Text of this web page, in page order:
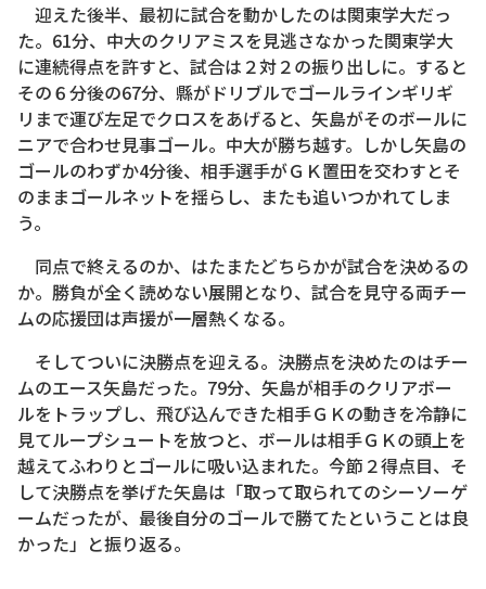
迎えた後半、最初に試合を動かしたのは関東学大だっ
た。61分、中大のクリアミスを見逃さなかった関東学大
に連続得点を許すと、試合は２対２の振り出しに。すると
その６分後の67分、縣がドリブルでゴールラインギリギ
リまで運び左足でクロスをあげると、矢島がそのボールに
ニアで合わせ見事ゴール。中大が勝ち越す。しかし矢島の
ゴールのわずか4分後、相手選手がＧＫ置田を交わすとそ
のままゴールネットを揺らし、またも追いつかれてしま
う。
同点で終えるのか、はたまたどちらかが試合を決めるの
か。勝負が全く読めない展開となり、試合を見守る両チー
ムの応援団は声援が一層熱くなる。
そしてついに決勝点を迎える。決勝点を決めたのはチー
ムのエース矢島だった。79分、矢島が相手のクリアボー
ルをトラップし、飛び込んできた相手ＧＫの動きを冷静に
見てループシュートを放つと、ボールは相手ＧＫの頭上を
越えてふわりとゴールに吸い込まれた。今節２得点目、そ
して決勝点を挙げた矢島は「取って取られてのシーソーゲ
ームだったが、最後自分のゴールで勝てたということは良
かった」と振り返る。